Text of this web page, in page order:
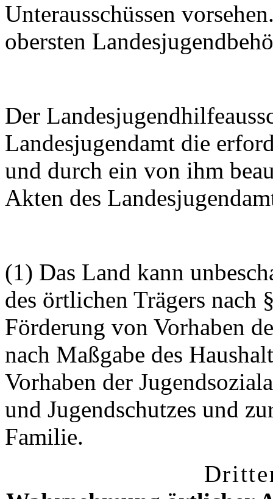
Unterausschüssen
obersten
Der
Landesjugendamt die
und durch ein von ihm
Akten des
(1) Das Land kann
des örtlichen Trägers
Förderung von Vorhaben
nach Maßgabe des
Vorhaben der
und Jugendschutzes und
Familie.